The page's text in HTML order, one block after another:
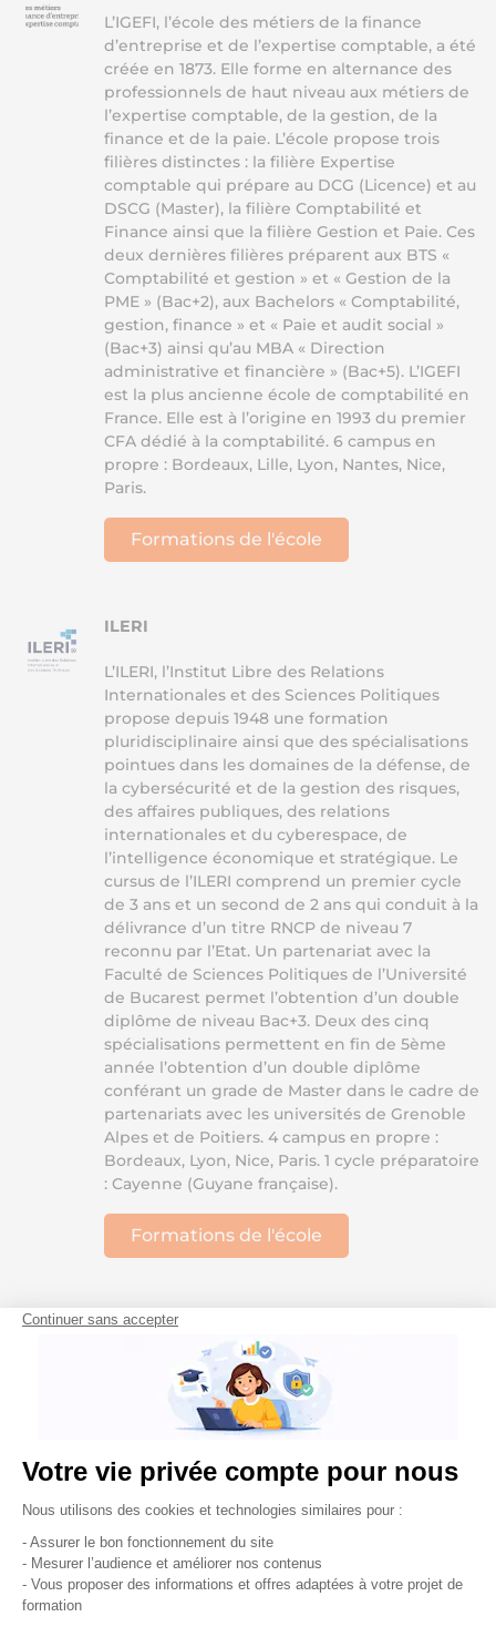
L’IGEFI, l’école des métiers de la finance
d’entreprise et de l’expertise comptable, a été
créée en 1873. Elle forme en alternance des
professionnels de haut niveau aux métiers de
l’expertise comptable, de la gestion, de la
finance et de la paie. L’école propose trois
filières distinctes : la filière Expertise
comptable qui prépare au DCG (Licence) et au
DSCG (Master), la filière Comptabilité et
Finance ainsi que la filière Gestion et Paie. Ces
deux dernières filières préparent aux BTS «
Comptabilité et gestion » et « Gestion de la
PME » (Bac+2), aux Bachelors « Comptabilité,
gestion, finance » et « Paie et audit social »
(Bac+3) ainsi qu’au MBA « Direction
administrative et financière » (Bac+5). L’IGEFI
est la plus ancienne école de comptabilité en
France. Elle est à l’origine en 1993 du premier
CFA dédié à la comptabilité. 6 campus en
propre : Bordeaux, Lille, Lyon, Nantes, Nice,
Paris.
Formations de l'école
ILERI
L’ILERI, l’Institut Libre des Relations
Internationales et des Sciences Politiques
propose depuis 1948 une formation
pluridisciplinaire ainsi que des spécialisations
pointues dans les domaines de la défense, de
la cybersécurité et de la gestion des risques,
des affaires publiques, des relations
internationales et du cyberespace, de
l’intelligence économique et stratégique. Le
cursus de l’ILERI comprend un premier cycle
de 3 ans et un second de 2 ans qui conduit à la
délivrance d’un titre RNCP de niveau 7
reconnu par l’Etat. Un partenariat avec la
Faculté de Sciences Politiques de l’Université
de Bucarest permet l’obtention d’un double
diplôme de niveau Bac+3. Deux des cinq
spécialisations permettent en fin de 5ème
année l’obtention d’un double diplôme
conférant un grade de Master dans le cadre de
partenariats avec les universités de Grenoble
Alpes et de Poitiers. 4 campus en propre :
Bordeaux, Lyon, Nice, Paris. 1 cycle préparatoire
: Cayenne (Guyane française).
Formations de l'école
SUP'DE COM
SUP’DE COM, l’école de tous les métiers de la
communication, a été créée en 1985. Elle a
pour mission de former les futurs experts de la
communication globale, online et offline,
média et hors média, en développant leurs
compétences digitales, créatives et
stratégiques. SUP’DE COM accompagne ses
en agence, dans les médias ainsi que chez les
annonceurs. Plusieurs programmes sont